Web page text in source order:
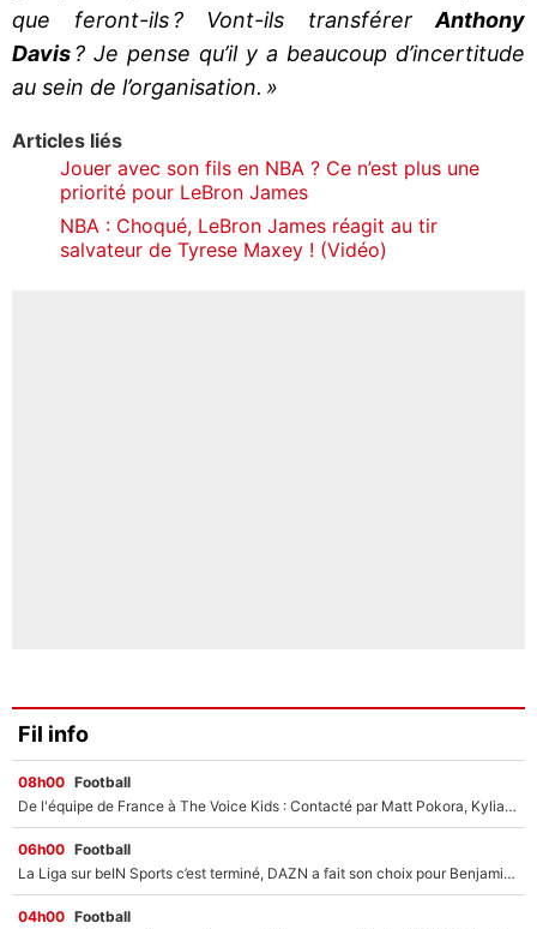
que feront-ils ? Vont-ils transférer Anthony
Davis? Je pense qu’il y a beaucoup d’incertitude
au sein de l’organisation. »
Articles liés
Jouer avec son fils en NBA ? Ce n’est plus une
priorité pour LeBron James
NBA : Choqué, LeBron James réagit au tir
salvateur de Tyrese Maxey ! (Vidéo)
Fil info
08h00 Football
De l'équipe de France à The Voice Kids : Contacté par Matt Pokora, Kylian Mbappé a accepté de jouer un rôle inédit sur TF1 !
06h00 Football
La Liga sur beIN Sports c’est terminé, DAZN a fait son choix pour Benjamin Da Silva et Omar Da Fonseca !
04h00 Football